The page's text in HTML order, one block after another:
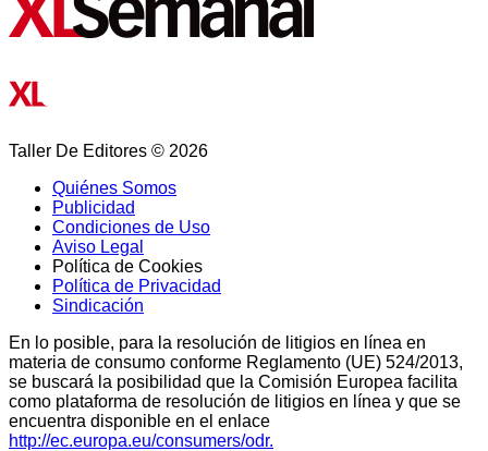
Taller De Editores © 2026
Quiénes Somos
Publicidad
Condiciones de Uso
Aviso Legal
Política de Cookies
Política de Privacidad
Sindicación
En lo posible, para la resolución de litigios en línea en
materia de consumo conforme Reglamento (UE) 524/2013,
se buscará la posibilidad que la Comisión Europea facilita
como plataforma de resolución de litigios en línea y que se
encuentra disponible en el enlace
http://ec.europa.eu/consumers/odr.